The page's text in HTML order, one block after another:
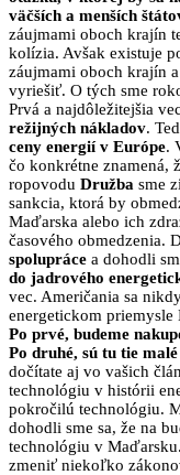
väčších a menších
záujmami oboch krajín
kolízia. Avšak existuje
záujmami oboch krajín
vyriešiť. O tých sme
Prvá a najdôležitejšia
režijných nákladov.
ceny energií v Európe.
čo konkrétne znamená,
ropovodu Družba sme
sankcia, ktorá by
Maďarska alebo ich
časového obmedzenia.
spolupráce a dohodli
do jadrového
vec. Američania sa
energetickom priemysle
Po prvé, budeme
Po druhé, sú tu tie
dočítate aj vo vašich
technológiu v histórii
pokročilú technológiu.
dohodli sme sa, že na
technológiu v
zmeniť niekoľko